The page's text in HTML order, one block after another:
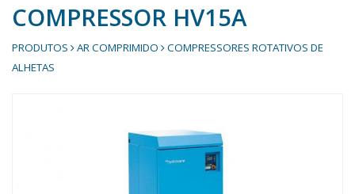
COMPRESSOR HV15A
PRODUTOS AR COMPRIMIDO
COMPRESSORES ROTATIVOS DE
ALHETAS